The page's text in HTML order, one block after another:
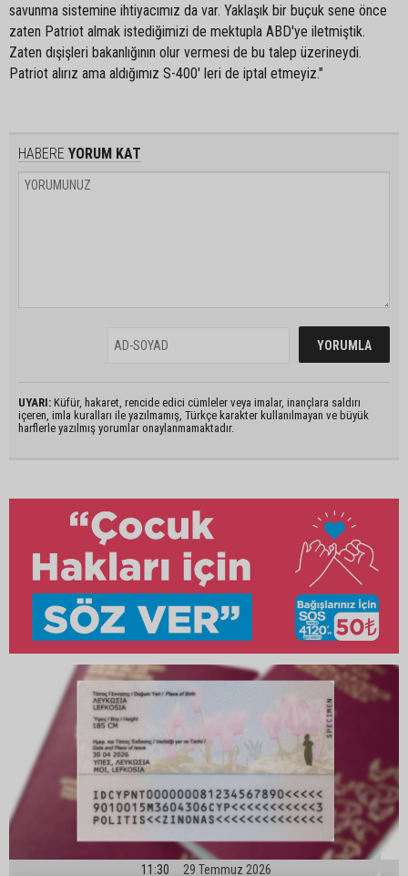
savunma sistemine ihtiyacımız da var. Yaklaşık bir buçuk sene önce
zaten Patriot almak istediğimizi de mektupla ABD'ye iletmiştik.
Zaten dışişleri bakanlığının olur vermesi de bu talep üzerineydi.
Patriot alırız ama aldığımız S-400' leri de iptal etmeyiz."
HABERE YORUM KAT
UYARI: Küfür, hakaret, rencide edici cümleler veya imalar, inançlara saldırı
içeren, imla kuralları ile yazılmamış, Türkçe karakter kullanılmayan ve büyük
harflerle yazılmış yorumlar onaylanmamaktadır.
11:30 29 Temmuz 2026